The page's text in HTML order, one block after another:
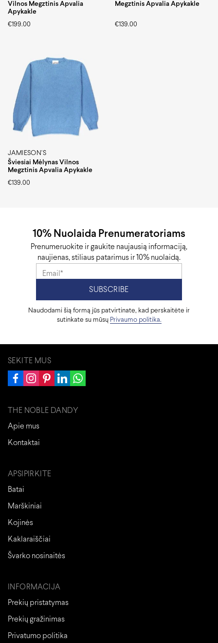
Vilnos Megztinis Apvalia
Apykakle
€199.00
Megztinis Apvalia Apykakle
€139.00
JAMIESON'S
Šviesiai Mėlynas Vilnos
Megztinis Apvalia Apykakle
€139.00
10% Nuolaida Prenumeratoriams
Prenumeruokite ir gaukite naujausią informaciją,
naujienas, stiliaus patarimus ir 10% nuolaidą.
Naudodami šią formą jūs patvirtinate, kad perskaitėte ir
sutinkate su mūsų Privaumo politika.
SEKITE MUS
THE NOBLE DANDY
Apie mus
Kontaktai
APSIPIRKITE
Batai
Marškiniai
Kojinės
Kaklaraiščiai
Švarko nosinaitės
INFORMACIJA
Prekių pristatymas
Prekių gražinimas
Privatumo politika